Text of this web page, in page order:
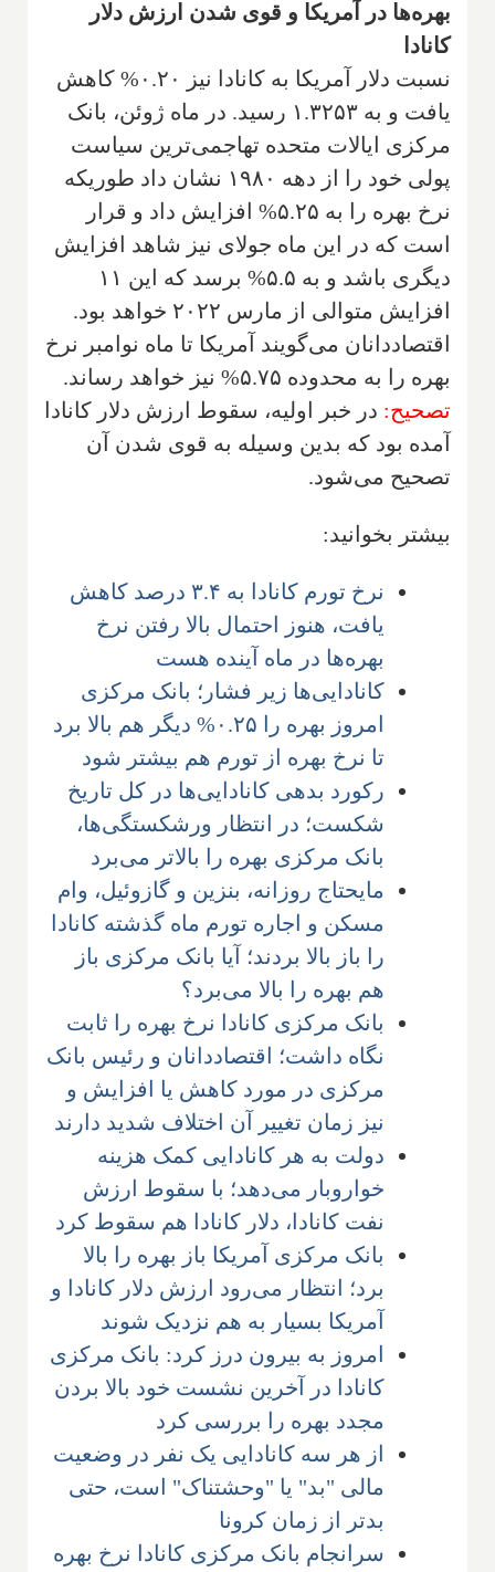
بهره‌ها در آمریکا و قوی شدن ارزش دلار
کانادا
نسبت دلار آمریکا به کانادا نیز ۰.۲۰% کاهش
یافت و به ۱.۳۲۵۳ رسید. در ماه ژوئن، بانک
مرکزی ایالات متحده تهاجمی‌ترین سیاست
پولی خود را از دهه ۱۹۸۰ نشان داد طوریکه
نرخ بهره را به ۵.۲۵% افزایش داد و قرار
است که در این ماه جولای نیز شاهد افزایش
دیگری باشد و به ۵.۵% برسد که این ۱۱
افزایش متوالی از مارس ۲۰۲۲ خواهد بود.
اقتصاددانان می‌گویند آمریکا تا ماه نوامبر نرخ
بهره را به محدوده ۵.۷۵% نیز خواهد رساند.
تصحیح: در خبر اولیه، سقوط ارزش دلار کانادا
آمده بود که بدین وسیله به قوی شدن آن
تصحیح می‌شود.
بیشتر بخوانید:
نرخ تورم کانادا به ۳.۴ درصد کاهش
یافت، هنوز احتمال بالا رفتن نرخ
بهره‌ها در ماه آینده هست
کانادایی‌ها زیر فشار؛ بانک مرکزی
امروز بهره را ۰.۲۵% دیگر هم بالا برد
تا نرخ بهره از تورم هم بیشتر شود
رکورد بدهی کانادایی‌ها در کل تاریخ
شکست؛ در انتظار ورشکستگی‌ها،
بانک مرکزی بهره را بالاتر می‌برد
مایحتاج روزانه، بنزین و گازوئیل، وام
مسکن و اجاره تورم ماه گذشته کانادا
را باز بالا بردند؛ آیا بانک مرکزی باز
هم بهره را بالا می‌برد؟
بانک مرکزی کانادا نرخ بهره را ثابت
نگاه داشت؛ اقتصاددانان و رئیس بانک
مرکزی در مورد کاهش یا افزایش و
نیز زمان تغییر آن اختلاف شدید دارند
دولت به هر کانادایی کمک هزینه
خواروبار می‌دهد؛ با سقوط ارزش
نفت کانادا، دلار کانادا هم سقوط کرد
بانک مرکزی آمریکا باز بهره را بالا
برد؛ انتظار می‌رود ارزش دلار کانادا و
آمریکا بسیار به هم نزدیک شوند
امروز به بیرون درز کرد: بانک مرکزی
کانادا در آخرین نشست خود بالا بردن
مجدد بهره را بررسی کرد
از هر سه کانادایی یک نفر در وضعیت
مالی "بد" یا "وحشتناک" است، حتی
بدتر از زمان کرونا
سرانجام بانک مرکزی کانادا نرخ بهره